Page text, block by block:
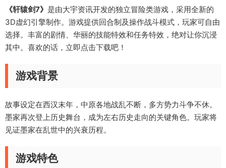
《轩辕剑7》 是由大宇资讯开发的独立冒险类游戏，采用全新的
3D虚幻引擎制作。游戏提供回合制及操作战斗模式，玩家可自由
选择。丰富的剧情、华丽的技能特效和任务特效，绝对让你沉浸
其中。喜欢的话，立即点击下载吧！
游戏背景
故事设定在西汉末年，中原各地战乱不断，多方势力斗争不休。
墨家再次登上历史舞台，成为左右历史走向的关键角色。玩家将
见证墨家在乱世中的兴衰历程。
游戏特色